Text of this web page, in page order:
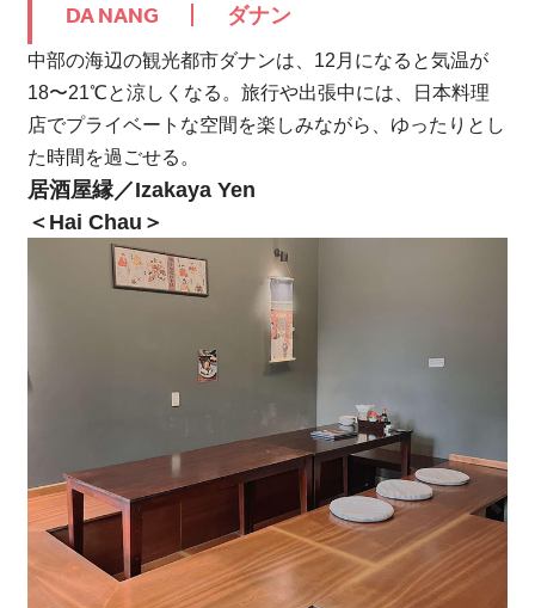
DA NANG ダナン
中部の海辺の観光都市ダナンは、12月になると気温が
18〜21℃と涼しくなる。旅行や出張中には、日本料理
店でプライベートな空間を楽しみながら、ゆったりとし
た時間を過ごせる。
居酒屋縁／Izakaya Yen
＜Hai Chau＞